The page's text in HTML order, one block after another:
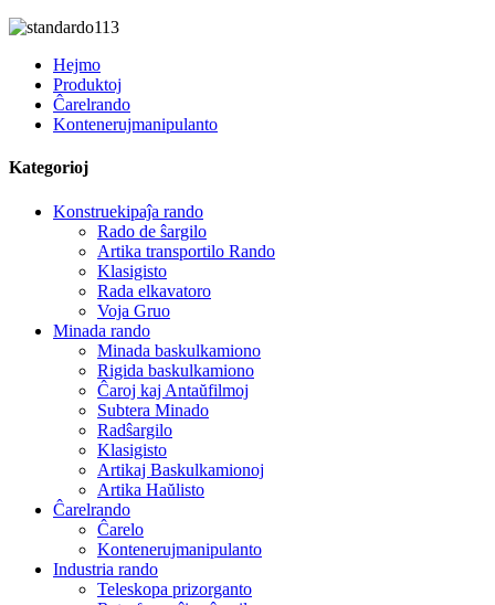
Hejmo
Produktoj
Ĉarelrando
Kontenerujmanipulanto
Kategorioj
Konstruekipaĵa rando
Rado de ŝargilo
Artika transportilo Rando
Klasigisto
Rada elkavatoro
Voja Gruo
Minada rando
Minada baskulkamiono
Rigida baskulkamiono
Ĉaroj kaj Antaŭfilmoj
Subtera Minado
Radŝargilo
Klasigisto
Artikaj Baskulkamionoj
Artika Haŭlisto
Ĉarelrando
Ĉarelo
Kontenerujmanipulanto
Industria rando
Teleskopa prizorganto